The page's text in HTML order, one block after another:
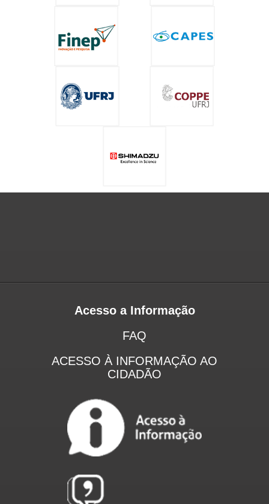
Acesso a Informação
FAQ
ACESSO À INFORMAÇÃO AO
CIDADÃO